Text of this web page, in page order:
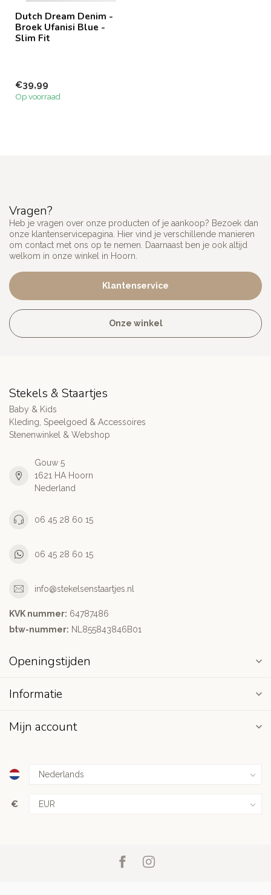
Dutch Dream Denim -
Broek Ufanisi Blue -
Slim Fit
€39,99
Op voorraad
Vragen?
Heb je vragen over onze producten of je aankoop? Bezoek dan
onze klantenservicepagina. Hier vind je verschillende manieren
om contact met ons op te nemen. Daarnaast ben je ook altijd
welkom in onze winkel in Hoorn.
Klantenservice
Onze winkel
Stekels & Staartjes
Baby & Kids
Kleding, Speelgoed & Accessoires
Stenenwinkel & Webshop
Gouw 5
1621 HA Hoorn
Nederland
06 45 28 60 15
06 45 28 60 15
info@stekelsenstaartjes.nl
KVK nummer: 64787486
btw-nummer: NL855843846B01
Openingstijden
Informatie
Mijn account
€